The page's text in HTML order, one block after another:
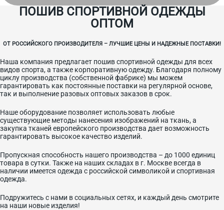
ПОШИВ СПОРТИВНОЙ ОДЕЖДЫ
ОПТОМ
ОТ РОССИЙСКОГО ПРОИЗВОДИТЕЛЯ – ЛУЧШИЕ ЦЕНЫ И НАДЕЖНЫЕ ПОСТАВКИ!
Наша компания предлагает пошив спортивной одежды для всех
видов спорта, а также корпоративную одежду. Благодаря полному
циклу производства (собственной фабрике) мы можем
гарантировать как постоянные поставки на регулярной основе,
так и выполнение разовых оптовых заказов в срок.
Наше оборудование позволяет использовать любые
существующие методы нанесения изображений на ткань, а
закупка тканей европейского производства дает возможность
гарантировать высокое качество изделий.
Пропускная способность нашего производства – до 1000 единиц
товара в сутки. Также на наших складах в г. Москве всегда в
наличии имеется одежда с российской символикой и спортивная
одежда.
Подружитесь с нами в социальных сетях, и каждый день смотрите
на наши новые изделия!